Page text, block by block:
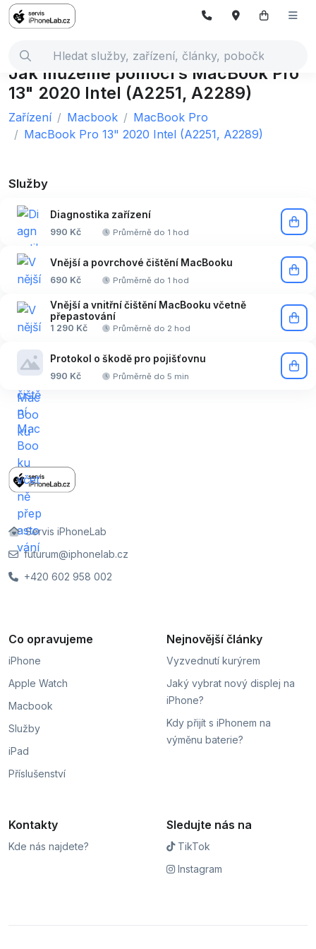
Jak můžeme pomoci s MacBook Pro
13" 2020 Intel (A2251, A2289)
Zařízení Macbook
MacBook Pro
MacBook Pro 13" 2020 Intel (A2251, A2289)
Služby
Diagnostika zařízení
990 Kč Průměrně do 1 hod
Vnější a povrchové čištění MacBooku
690 Kč Průměrně do 1 hod
Vnější a vnitřní čištění MacBooku včetně
přepastování
1 290 Kč Průměrně do 2 hod
Protokol o škodě pro pojišťovnu
990 Kč Průměrně do 5 min
Servis iPhoneLab
futurum@iphonelab.cz
+420 602 958 002
Co opravujeme
iPhone
Apple Watch
Macbook
Služby
iPad
Příslušenství
Nejnovější články
Vyzvednutí kurýrem
Jaký vybrat nový displej na
iPhone?
Kdy přijít s iPhonem na
výměnu baterie?
Kontakty
Kde nás najdete?
Sledujte nás na
TikTok
Instagram